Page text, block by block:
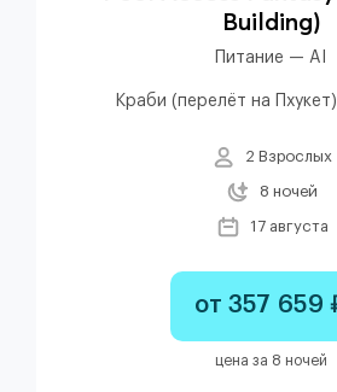
Building)
Питание — AI
Краби (перелёт на
2 Взрослых
8 ночей
17 августа
от 357 659
цена за 8 ночей